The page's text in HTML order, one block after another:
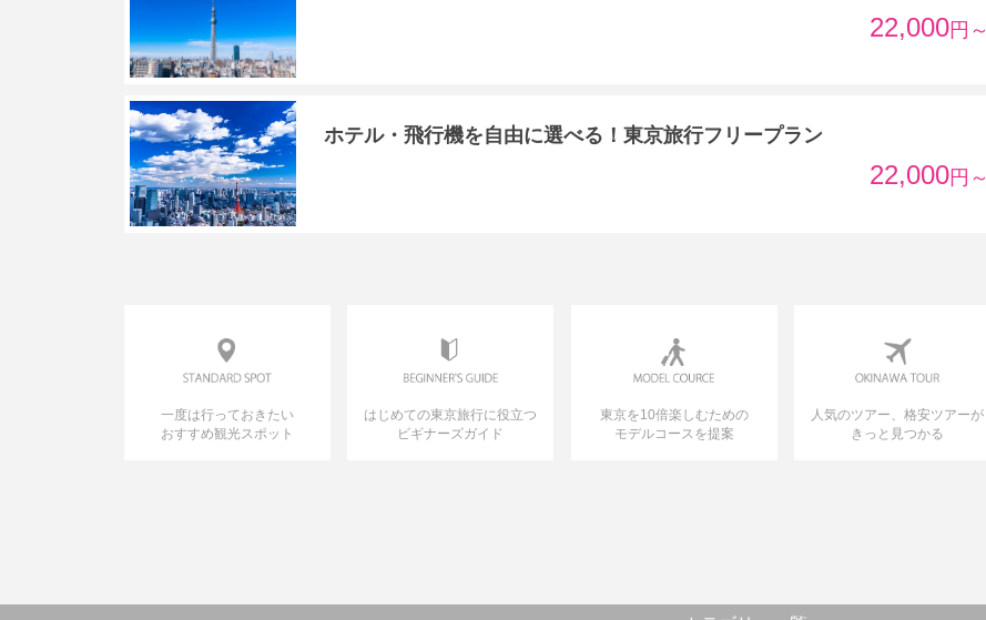
22,000円～
ホテル・飛行機を自由に選べる！東京旅行フリープラン
22,000円～
一度は行っておきたい
おすすめ観光スポット
はじめての東京旅行に役立つ
ビギナーズガイド
東京を10倍楽しむための
モデルコースを提案
人気のツアー、格安ツアーが
きっと見つかる